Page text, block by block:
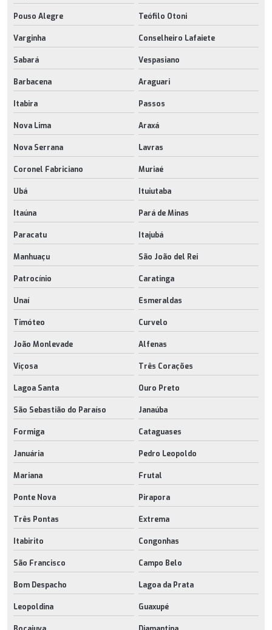
Pouso Alegre Teófilo Otoni
Varginha Conselheiro Lafaiete
Sabará Vespasiano
Barbacena Araguari
Itabira Passos
Nova Lima Araxá
Nova Serrana Lavras
Coronel Fabriciano Muriaé
Ubá Ituiutaba
Itaúna Pará de Minas
Paracatu Itajubá
Manhuaçu São João del Rei
Patrocínio Caratinga
Unaí Esmeraldas
Timóteo Curvelo
João Monlevade Alfenas
Viçosa Três Corações
Lagoa Santa Ouro Preto
São Sebastião do Paraíso Janaúba
Formiga Cataguases
Januária Pedro Leopoldo
Mariana Frutal
Ponte Nova Pirapora
Três Pontas Extrema
Itabirito Congonhas
São Francisco Campo Belo
Bom Despacho Lagoa da Prata
Leopoldina Guaxupé